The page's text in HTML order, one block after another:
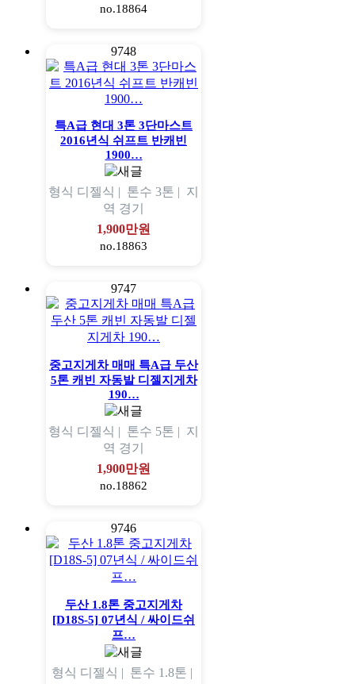
no.18864
9748
특A급 현대 3톤 3단마스트
2016년식 쉬프트 반캐빈
1900…
형식 디젤식 | 톤수 3톤 | 지
역 경기
1,900만원
no.18863
9747
중고지게차 매매 특A급 두산
5톤 캐빈 자동발 디젤지게차
190…
형식 디젤식 | 톤수 5톤 | 지
역 경기
1,900만원
no.18862
9746
두산 1.8톤 중고지게차
[D18S-5] 07년식 / 싸이드쉬
프…
형식 디젤식 | 톤수 1.8톤 |